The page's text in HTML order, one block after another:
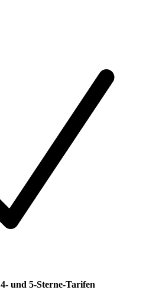
4- und 5-Sterne-Tarifen